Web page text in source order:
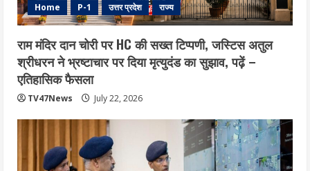
Home P-1 उत्तर प्रदेश राज्य
राम मंदिर दान चोरी पर HC की सख्त टिप्पणी, जस्टिस अतुल
श्रीधरन ने भ्रष्टाचार पर द‍िया मृत्युदंड का सुझाव, पढ़ें –
एत‍िहास‍िक फैसला
TV47News July 22, 2026